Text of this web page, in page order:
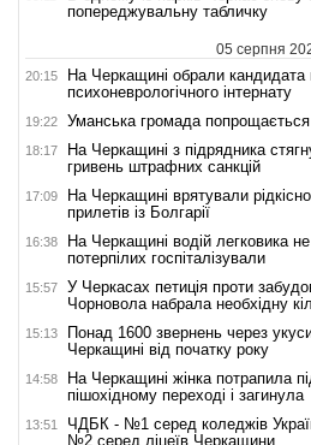
попереджувальну табличку
05 серпня
20:15
На Черкащині обрали кандидата
психоневрологічного інтернату
19:22 Уманська громада попрощається
18:17
На Черкащині з підрядника
гривень штрафних санкцій
17:09
На Черкащині врятували
прилетів із Болгарії
16:38
На Черкащині водій легковика
потерпілих госпіталізували
15:57
У Черкасах петиція проти
Чорновола набрала необхідну
15:13
Понад 1600 звернень через
Черкащині від початку року
14:58
На Черкащині жінка потрапила
пішохідному переході і загинула
13:51
ЧДБК - №1 серед коледжів
№2 серед ліцеїв Черкащини